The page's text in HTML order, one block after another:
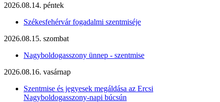
2026.08.14. péntek
Székesfehérvár fogadalmi szentmiséje
2026.08.15. szombat
Nagyboldogasszony ünnep - szentmise
2026.08.16. vasárnap
Szentmise és jegyesek megáldása az Ercsi
Nagyboldogasszony-napi búcsún